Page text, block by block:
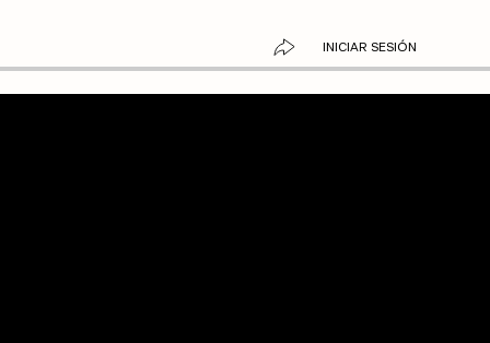
INICIAR SESIÓN